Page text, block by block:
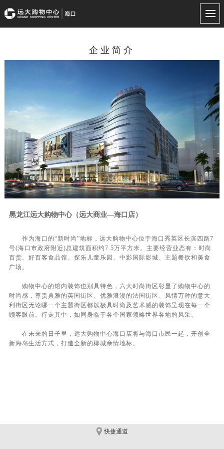
企业简介
黑龙江远大购物中心（远大商业—海口店）
作为海口的“新时尚”地标，远大购物中心位于海口秀英区长滨四路7
号(海口市政府附近)总建筑面积约7.5万平方米。主要经营业态有：时尚
百货、好百客食品馆、探乐儿童乐园、中影国际影城、主题餐饮和美食
广场。
购物中心的馆内装饰也别具特色，六大时尚街区彰显了购物中心的
时尚感，尊贵典雅的英国街区、优雅浪漫的法国街区、风情万种的意大
利街区无论哪一个主题街区都以极具时尚及艺术感的装饰呈现在每一个
顾客眼前。行走其中，如同身临于各个国家领略世界各地的风采。
在未来的日子里，远大购物中心海口店将与海口市民一起，开创全
新海岛生活方式，打造全新的椰城亲情地标。
快捷通道